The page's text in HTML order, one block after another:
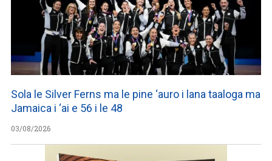
Sola le Silver Ferns ma le pine ‘auro i lana taaloga ma
Jamaica i ‘ai e 56 i le 48
03/08/2026